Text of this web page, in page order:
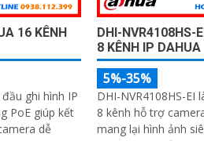
16 KÊNH
ghi hình IP
PoE giúp kết
dễ
DHI-NVR4108HS-
8 KÊNH IP DAHUA
5%-35%
DHI-NVR4108HS-EI
8 kênh hỗ trợ
mang lại hình ảnh